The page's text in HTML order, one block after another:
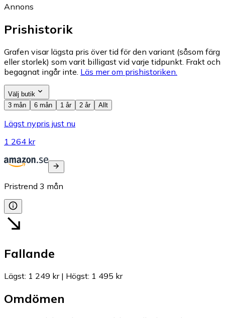
Annons
Prishistorik
Grafen visar lägsta pris över tid för den variant (såsom färg
eller storlek) som varit billigast vid varje tidpunkt. Frakt och
begagnat ingår inte. Läs mer om prishistoriken.
Välj butik
3 mån
6 mån 1 år 2 år Allt
Lägst nypris just nu
1 264 kr
Pristrend 3 mån
Fallande
Lägst: 1 249 kr| Högst: 1 495 kr
Omdömen